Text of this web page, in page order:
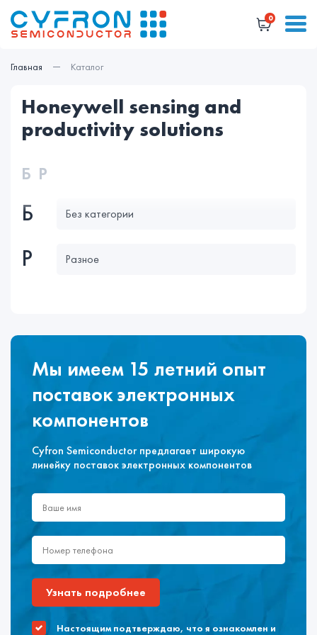
0
Главная Каталог
honeywell sensing and
productivity solutions
Б Р
Б Без категории
Р Разное
Мы имеем 15 летний опыт
поставок электронных
компонентов
Cyfron Semiconductor предлагает широкую
линейку поставок электронных компонентов
Узнать подробнее
Настоящим подтверждаю, что я ознакомлен и